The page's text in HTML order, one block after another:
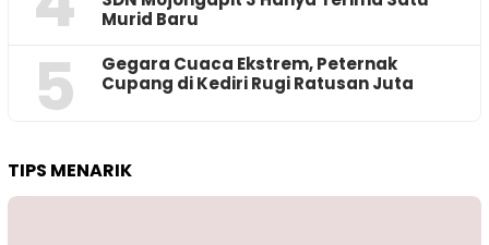
Murid Baru
5
‎Gegara Cuaca Ekstrem, Peternak
Cupang di Kediri Rugi Ratusan Juta
TIPS MENARIK